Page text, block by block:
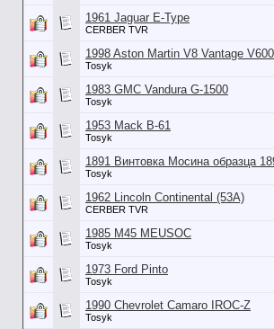
1961 Jaguar E-Type
CERBER TVR
1998 Aston Martin V8 Vantage V600
Tosyk
1983 GMC Vandura G-1500
Tosyk
1953 Mack B-61
Tosyk
1891 Винтовка Мосина образца
Tosyk
1962 Lincoln Continental (53А)
CERBER TVR
1985 M45 MEUSOC
Tosyk
1973 Ford Pinto
Tosyk
1990 Chevrolet Camaro IROC-Z
Tosyk